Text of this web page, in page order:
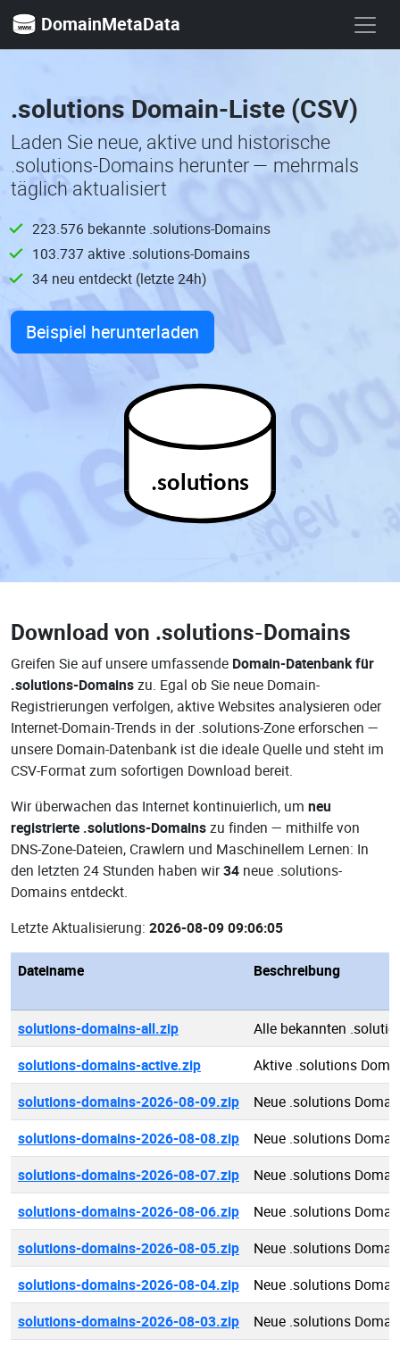
DomainMetaData
.solutions Domain-Liste (CSV)
Laden Sie neue, aktive und historische
.solutions-Domains herunter — mehrmals
täglich aktualisiert
223.576 bekannte .solutions-Domains
103.737 aktive .solutions-Domains
34 neu entdeckt (letzte 24h)
Beispiel herunterladen
.solutions
Download von .solutions-Domains
Greifen Sie auf unsere umfassende Domain-Datenbank für
.solutions-Domainszu. Egal ob Sie neue Domain-
Registrierungen verfolgen, aktive Websites analysieren oder
Internet-Domain-Trends in der .solutions-Zone erforschen —
unsere Domain-Datenbank ist die ideale Quelle und steht im
CSV-Format zum sofortigen Download bereit.
Wir überwachen das Internet kontinuierlich, um neu
registrierte .solutions-Domainszu finden — mithilfe von
DNS-Zone-Dateien, Crawlern und Maschinellem Lernen: In
den letzten 24 Stunden haben wir34 neue .solutions-
Domains entdeckt.
Letzte Aktualisierung: 2026-08-09 09:06:05
Dateiname Beschreibung
solutions-domains-all.zip
Alle bekannten
solutions-domains-active.zip
Aktive .solutions
solutions-domains-2026-08-09.zip
Neue .solutions
solutions-domains-2026-08-08.zip
Neue .solutions
solutions-domains-2026-08-07.zip
Neue .solutions
solutions-domains-2026-08-06.zip
Neue .solutions
solutions-domains-2026-08-05.zip
Neue .solutions
solutions-domains-2026-08-04.zip
Neue .solutions
solutions-domains-2026-08-03.zip
Neue .solutions